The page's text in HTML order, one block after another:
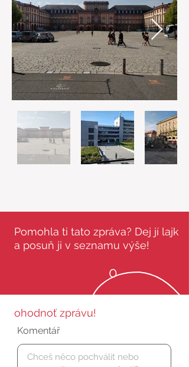
Pomohla ti tato zpráva? Dej jí lajk
a posuň ji v seznamu výše!
0
ohodnoť zprávu!
Komentář